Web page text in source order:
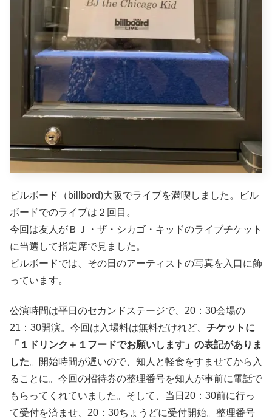
ビルボード（billbord)大阪でライブを満喫しました。ビル
ボードでのライブは２回目。
今回は友人がＢＪ・ザ・シカゴ・キッドのライブチケット
に当選して指定席で見ました。
ビルボードでは、その日のアーティストの写真を入口に飾
っています。
公演時間は平日のセカンドステージで、20：30会場の
21：30開演。今回は入場料は無料だけれど、 チケットに
「１ドリンク＋１フードでお願いします」の表記がありま
した。開始時間が遅いので、知人と軽食をすませてから入
ることに。今回の招待券の整理番号を知人が事前に電話で
もらってくれていました。そして、当日20：30前に行っ
て受付を済ませ、20：30ちょうどに受付開始。整理番号